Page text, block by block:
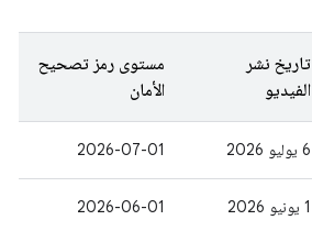
تاريخ نشر
الفيديو
مستوى رمز تصحيح
الأمان
‫6 يوليو 2026 2026-07-01
‫1 يونيو 2026 2026-06-01